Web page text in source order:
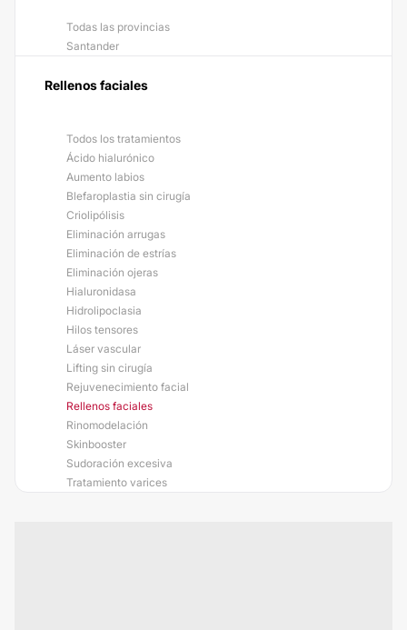
Todas las provincias
Santander
Rellenos faciales
Todos los tratamientos
Ácido hialurónico
Aumento labios
Blefaroplastia sin cirugía
Criolipólisis
Eliminación arrugas
Eliminación de estrías
Eliminación ojeras
Hialuronidasa
Hidrolipoclasia
Hilos tensores
Láser vascular
Lifting sin cirugía
Rejuvenecimiento facial
Rellenos faciales
Rinomodelación
Skinbooster
Sudoración excesiva
Tratamiento varices